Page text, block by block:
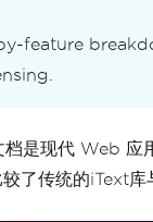
feature
是现代 Web 应
了传统的iText库